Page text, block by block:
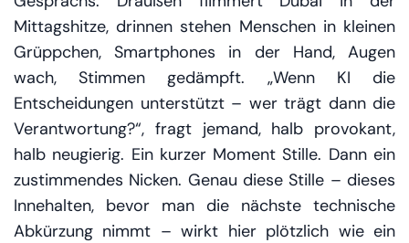
Mittagshitze, drinnen stehen Menschen in kleinen
Grüppchen, Smartphones in der Hand, Augen
wach, Stimmen gedämpft. „Wenn KI die
Entscheidungen unterstützt – wer trägt dann die
Verantwortung?“, fragt jemand, halb provokant,
halb neugierig. Ein kurzer Moment Stille. Dann ein
zustimmendes Nicken. Genau diese Stille – dieses
Innehalten, bevor man die nächste technische
Abkürzung nimmt – wirkt hier plötzlich wie ein